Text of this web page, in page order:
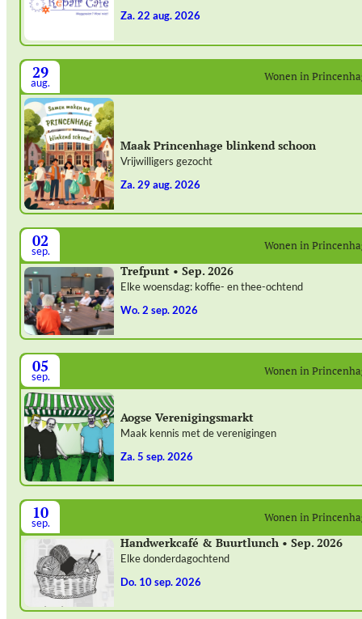
za. 22 aug. 2026
29
aug. Wonen in
Maak Princenhage blinkend schoon
Vrijwilligers gezocht
za. 29 aug. 2026
02
sep. Wonen in
Trefpunt • Sep. 2026
Elke woensdag: koffie- en thee-ochtend
wo. 2 sep. 2026
05
sep. Wonen in
Aogse Verenigingsmarkt
Maak kennis met de verenigingen
za. 5 sep. 2026
10
sep. Wonen in
Handwerkcafé & Buurtlunch • Sep. 2026
Elke donderdagochtend
do. 10 sep. 2026